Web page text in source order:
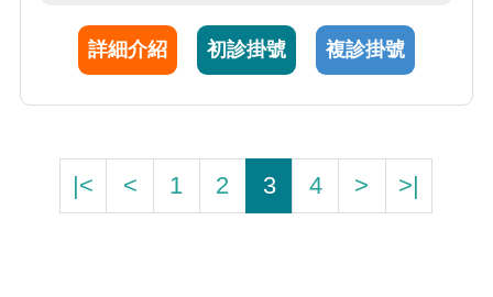
電腦輔助之保膝、保髖手術等多元化對策，同
時也專精於人工關節感染之治療與再置換翻修
詳細介紹 初診掛號 複診掛號
|< < 1 2 3 4 > >|